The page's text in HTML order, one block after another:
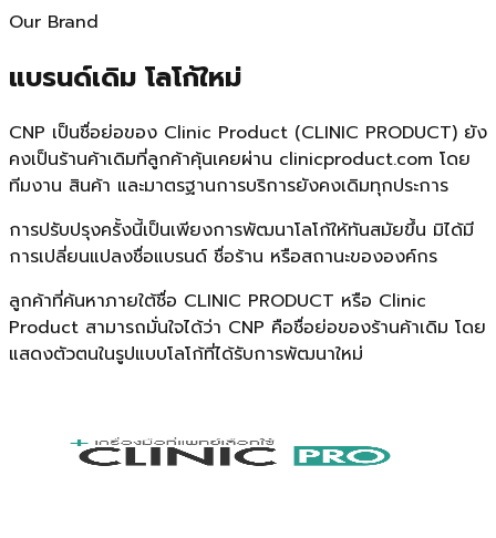
Our Brand
แบรนด์เดิม โลโก้ใหม่
CNP เป็นชื่อย่อของ Clinic Product (CLINIC PRODUCT) ยัง
คงเป็นร้านค้าเดิมที่ลูกค้าคุ้นเคยผ่าน clinicproduct.com โดย
ทีมงาน สินค้า และมาตรฐานการบริการยังคงเดิมทุกประการ
การปรับปรุงครั้งนี้เป็นเพียงการพัฒนาโลโก้ให้ทันสมัยขึ้น มิได้มี
การเปลี่ยนแปลงชื่อแบรนด์ ชื่อร้าน หรือสถานะขององค์กร
ลูกค้าที่ค้นหาภายใต้ชื่อ CLINIC PRODUCT หรือ Clinic
Product สามารถมั่นใจได้ว่า CNP คือชื่อย่อของร้านค้าเดิม โดย
แสดงตัวตนในรูปแบบโลโก้ที่ได้รับการพัฒนาใหม่